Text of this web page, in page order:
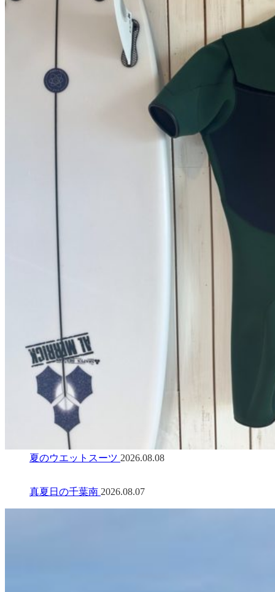
夏のウエットスーツ 2026.08.08
真夏日の千葉南 2026.08.07